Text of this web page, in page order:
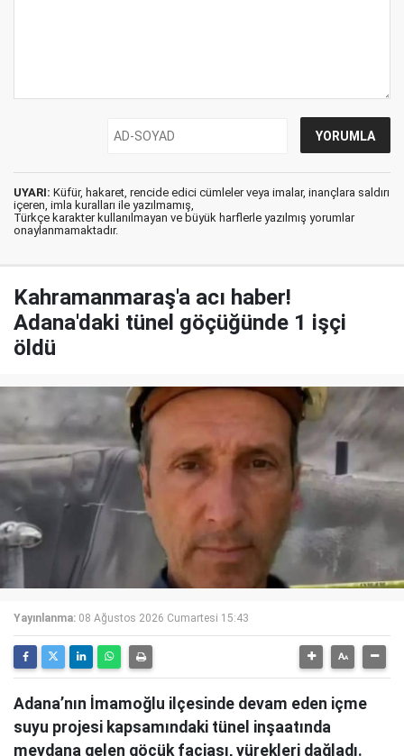
UYARI: Küfür, hakaret, rencide edici cümleler veya imalar, inançlara saldırı
içeren, imla kuralları ile yazılmamış,
Türkçe karakter kullanılmayan ve büyük harflerle yazılmış yorumlar
onaylanmamaktadır.
Kahramanmaraş'a acı haber!
Adana'daki tünel göçüğünde 1 işçi
öldü
Yayınlanma: 08 Ağustos 2026 Cumartesi 15:43
Adana’nın İmamoğlu ilçesinde devam eden içme
suyu projesi kapsamındaki tünel inşaatında
meydana gelen göçük faciası, yürekleri dağladı.